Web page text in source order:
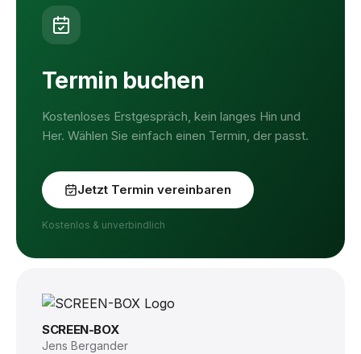
Termin buchen
Kostenloses Erstgespräch, kein langes Hin und
Her. Wählen Sie einfach einen Termin, der passt.
Jetzt Termin vereinbaren
Kostenlos & unverbindlich
SCREEN-BOX
Jens Bergander